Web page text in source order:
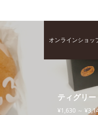
ティグリ
¥1,630 ～
オンラインショッ